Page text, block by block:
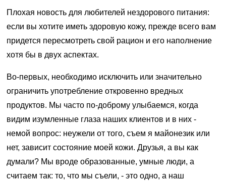
Плохая новость для любителей нездорового питания:
если вы хотите иметь здоровую кожу, прежде всего вам
придется пересмотреть свой рацион и его наполнение
хотя бы в двух аспектах.
Во-первых, необходимо исключить или значительно
ограничить употребление откровенно вредных
продуктов. Мы часто по-доброму улыбаемся, когда
видим изумленные глаза наших клиентов и в них -
немой вопрос: неужели от того, съем я майонезик или
нет, зависит состояние моей кожи. Друзья, а вы как
думали? Мы вроде образованные, умные люди, а
считаем так: то, что мы съели, - это одно, а наш